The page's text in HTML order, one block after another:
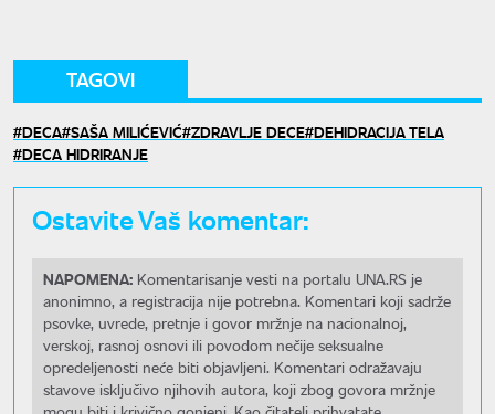
TAGOVI
DECA SAŠA MILIĆEVIĆ ZDRAVLJE DECE DEHIDRACIJA TELA
DECA HIDRIRANJE
Ostavite Vaš komentar:
NAPOMENA: Komentarisanje vesti na portalu UNA.RS je
anonimno, a registracija nije potrebna. Komentari koji sadrže
psovke, uvrede, pretnje i govor mržnje na nacionalnoj,
verskoj, rasnoj osnovi ili povodom nečije seksualne
opredeljenosti neće biti objavljeni. Komentari odražavaju
stavove isključivo njihovih autora, koji zbog govora mržnje